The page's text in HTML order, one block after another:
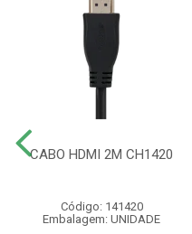
CABO HDMI 2M CH1420
Código: 141420
Embalagem: UNIDADE